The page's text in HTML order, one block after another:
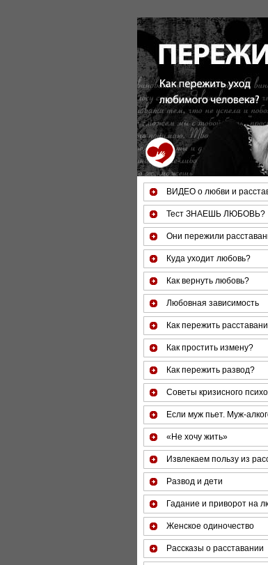
За 50 минут Вы можете оценить
ВИДЕО о любви и
Тест ЗНАЕШЬ ЛЮБОВЬ?
Они пережили
Куда уходит любовь?
Как вернуть любовь?
Любовная зависимость
Как пережить
Как простить измену?
Как пережить развод?
Советы кризисного
Если муж пьет. Муж-
«Не хочу жить»
Извлекаем пользу из
Развод и дети
Гадание и приворот на
Женское одиночество
Рассказы о расставании